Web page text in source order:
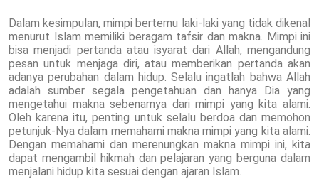
Dalam kesimpulan, mimpi bertemu laki-laki yang tidak dikenal
menurut Islam memiliki beragam tafsir dan makna. Mimpi ini
bisa menjadi pertanda atau isyarat dari Allah, mengandung
pesan untuk menjaga diri, atau memberikan pertanda akan
adanya perubahan dalam hidup. Selalu ingatlah bahwa Allah
adalah sumber segala pengetahuan dan hanya Dia yang
mengetahui makna sebenarnya dari mimpi yang kita alami.
Oleh karena itu, penting untuk selalu berdoa dan memohon
petunjuk-Nya dalam memahami makna mimpi yang kita alami.
Dengan memahami dan merenungkan makna mimpi ini, kita
dapat mengambil hikmah dan pelajaran yang berguna dalam
menjalani hidup kita sesuai dengan ajaran Islam.